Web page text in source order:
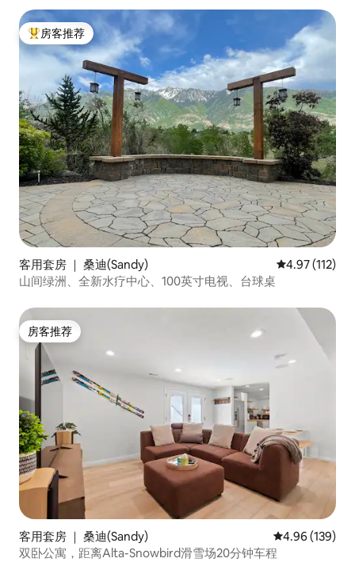
热门「房客推荐」
房客推荐
客用套房 ｜ 桑迪(Sandy) 平均评分 4.97
4.97 (112)
山间绿洲、全新水疗中心、100英寸电视、台球桌
房客推荐
房客推荐
客用套房 ｜ 桑迪(Sandy) 平均评分 4.96
4.96 (139)
双卧公寓，距离Alta-Snowbird滑雪场20分钟车程